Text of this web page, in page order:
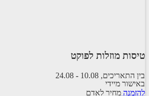
טיסות מוזלות לפוקט
בין התאריכים, -
24.08
טיסה סדירה
ETIHAD AIRWAYS
באישור מיידי
להזמנה מחיר לאדם